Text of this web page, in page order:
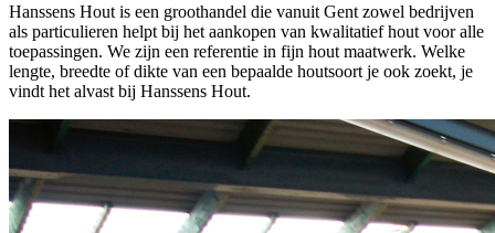
Hanssens Hout is een groothandel die vanuit Gent zowel bedrijven
als particulieren helpt bij het aankopen van kwalitatief hout voor alle
toepassingen. We zijn een referentie in fijn hout maatwerk. Welke
lengte, breedte of dikte van een bepaalde houtsoort je ook zoekt, je
vindt het alvast bij Hanssens Hout.